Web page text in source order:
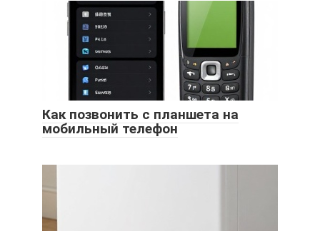
Как позвонить с планшета на
мобильный телефон